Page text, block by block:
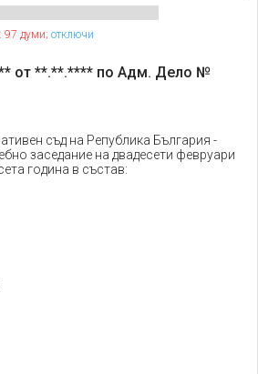
97 думи; отключи
от **.**.**** по Адм. Дело №
съд на Република България -
заседание на двадесети февруари
година в състав: